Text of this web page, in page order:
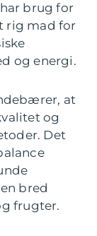
brug for
rig mad for
og energi.
at
og
Det
bred
frugter.